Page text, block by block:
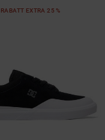
RABATT EXTRA 25 %